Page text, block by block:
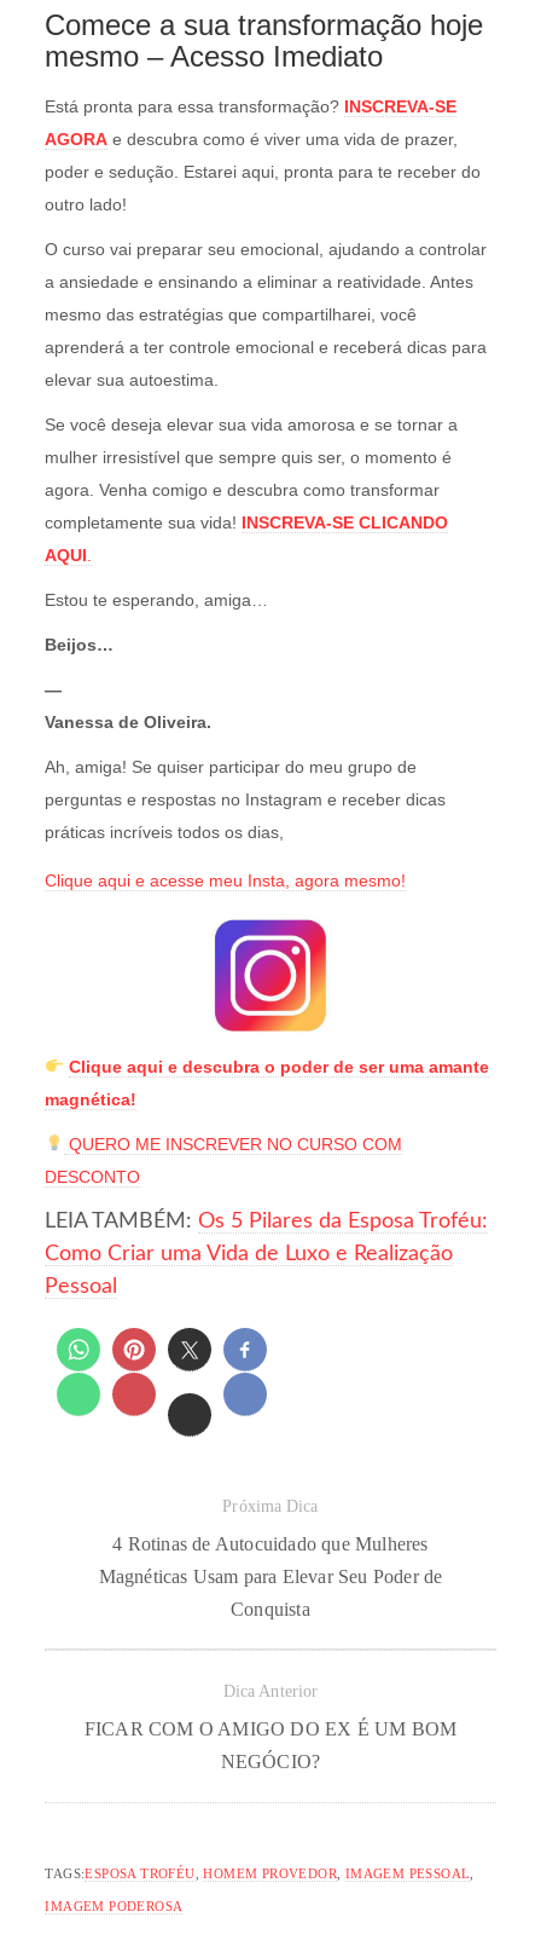
Comece a sua transformação hoje
mesmo – Acesso Imediato
Está pronta para essa transformação? INSCREVA-SE
AGORA e descubra como é viver uma vida de prazer,
poder e sedução. Estarei aqui, pronta para te receber do
outro lado!
O curso vai preparar seu emocional, ajudando a controlar
a ansiedade e ensinando a eliminar a reatividade. Antes
mesmo das estratégias que compartilharei, você
aprenderá a ter controle emocional e receberá dicas para
elevar sua autoestima.
Se você deseja elevar sua vida amorosa e se tornar a
mulher irresistível que sempre quis ser, o momento é
agora. Venha comigo e descubra como transformar
completamente sua vida! INSCREVA-SE CLICANDO
AQUI
Estou te esperando, amiga…
Beijos…
—
Vanessa de Oliveira.
Ah, amiga! Se quiser participar do meu grupo de
perguntas e respostas no Instagram e receber dicas
práticas incríveis todos os dias,
Clique aqui e acesse meu Insta, agora mesmo!
Clique aqui e descubra o poder de ser uma amante
magnética!
QUERO ME INSCREVER NO CURSO COM
DESCONTO
LEIA TAMBÉM:Os 5 Pilares da Esposa Troféu:
Como Criar uma Vida de Luxo e Realização
Pessoal
Próxima Dica
4 Rotinas de Autocuidado que Mulheres
Magnéticas Usam para Elevar Seu Poder de
Conquista
Dica Anterior
FICAR COM O AMIGO DO EX É UM BOM
NEGÓCIO?
TAGS:ESPOSA TROFÉU ,HOMEM PROVEDOR IMAGEM PESSOAL
IMAGEM PODEROSA